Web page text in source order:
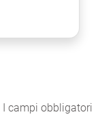
I campi obbligatori